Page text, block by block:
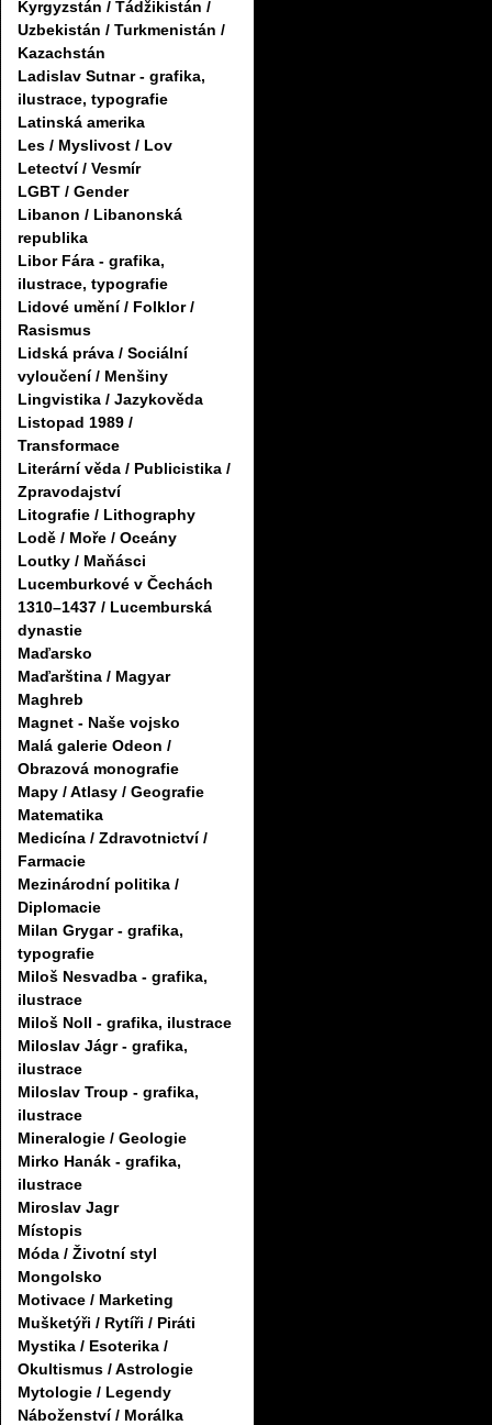
Kyrgyzstán / Tádžikistán /
Uzbekistán / Turkmenistán /
Kazachstán
Ladislav Sutnar - grafika,
ilustrace, typografie
Latinská amerika
Les / Myslivost / Lov
Letectví / Vesmír
LGBT / Gender
Libanon / Libanonská
republika
Libor Fára - grafika,
ilustrace, typografie
Lidové umění / Folklor /
Rasismus
Lidská práva / Sociální
vyloučení / Menšiny
Lingvistika / Jazykověda
Listopad 1989 /
Transformace
Literární věda / Publicistika /
Zpravodajství
Litografie / Lithography
Lodě / Moře / Oceány
Loutky / Maňásci
Lucemburkové v Čechách
1310–1437 / Lucemburská
dynastie
Maďarsko
Maďarština / Magyar
Maghreb
Magnet - Naše vojsko
Malá galerie Odeon /
Obrazová monografie
Mapy / Atlasy / Geografie
Matematika
Medicína / Zdravotnictví /
Farmacie
Mezinárodní politika /
Diplomacie
Milan Grygar - grafika,
typografie
Miloš Nesvadba - grafika,
ilustrace
Miloš Noll - grafika, ilustrace
Miloslav Jágr - grafika,
ilustrace
Miloslav Troup - grafika,
ilustrace
Mineralogie / Geologie
Mirko Hanák - grafika,
ilustrace
Miroslav Jagr
Místopis
Móda / Životní styl
Mongolsko
Motivace / Marketing
Mušketýři / Rytíři / Piráti
Mystika / Esoterika /
Okultismus / Astrologie
Mytologie / Legendy
Náboženství / Morálka